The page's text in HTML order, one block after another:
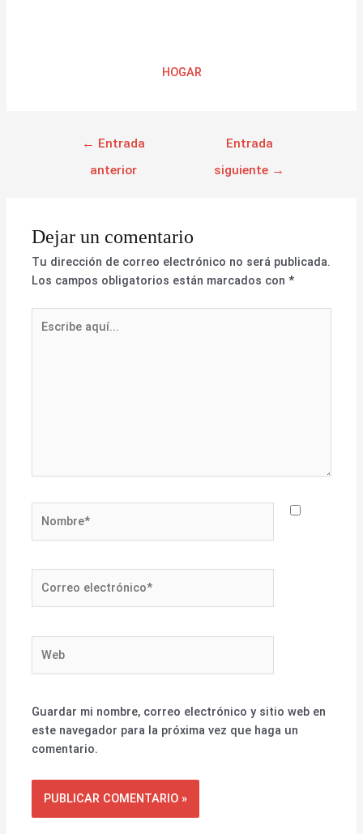
HOGAR
← Entrada
anterior
Entrada
siguiente →
Dejar un comentario
Tu dirección de correo electrónico no será publicada.
Los campos obligatorios están marcados con*
aquí...
electrónico*
Guardar mi nombre, correo electrónico y sitio web en
este navegador para la próxima vez que haga un
comentario.